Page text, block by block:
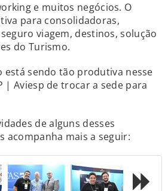
e muitos negócios. O
para consolidadoras,
viagem, destinos, solução
do Turismo.
está sendo tão produtiva nesse
| Aviesp de trocar a sede para
de alguns desses
acompanha mais a seguir: